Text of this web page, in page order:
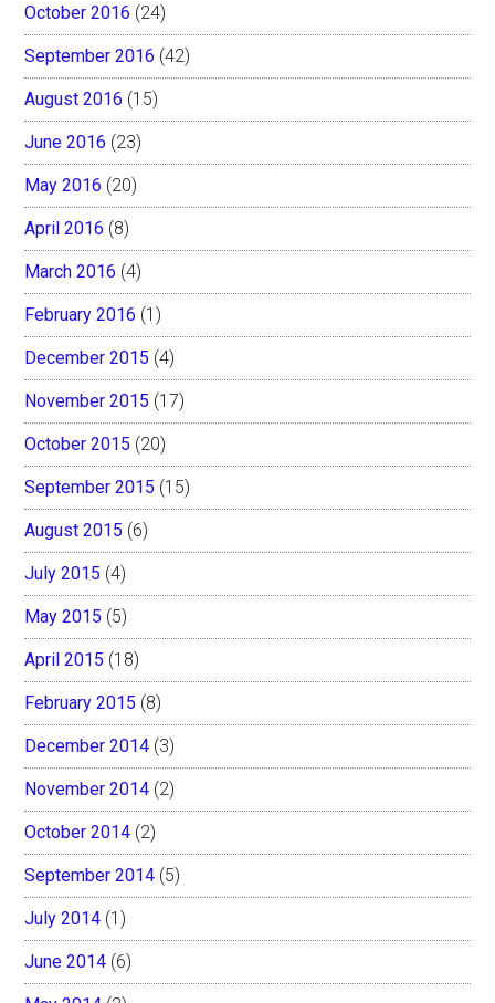
October 2016 (24)
September 2016 (42)
August 2016 (15)
June 2016 (23)
May 2016 (20)
April 2016 (8)
March 2016 (4)
February 2016 (1)
December 2015 (4)
November 2015 (17)
October 2015 (20)
September 2015 (15)
August 2015 (6)
July 2015 (4)
May 2015 (5)
April 2015 (18)
February 2015 (8)
December 2014 (3)
November 2014 (2)
October 2014 (2)
September 2014 (5)
July 2014 (1)
June 2014 (6)